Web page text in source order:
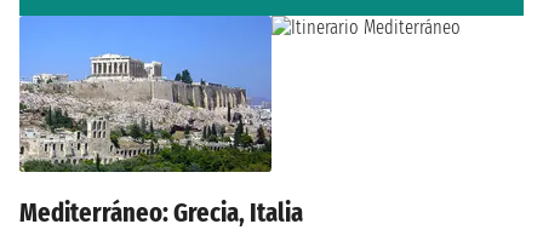
Mediterráneo: Grecia, Italia